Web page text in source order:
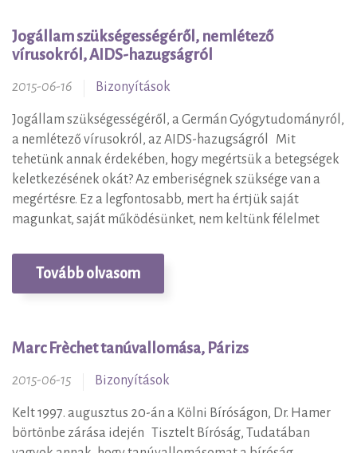
Jogállam szükségességéről, nemlétező
vírusokról, AIDS-hazugságról
2015-06-16 Bizonyítások
Jogállam szükségességéről, a Germán Gyógytudományról,
a nemlétező vírusokról, az AIDS-hazugságról Mit
tehetünk annak érdekében, hogy megértsük a betegségek
keletkezésének okát? Az emberiségnek szüksége van a
megértésre. Ez a legfontosabb, mert ha értjük saját
magunkat, saját működésünket, nem keltünk félelmet
Tovább olvasom
Marc Frèchet tanúvallomása, Párizs
2015-06-15 Bizonyítások
Kelt 1997. augusztus 20-án a Kölni Bíróságon, Dr. Hamer
börtönbe zárása idején Tisztelt Bíróság, Tudatában